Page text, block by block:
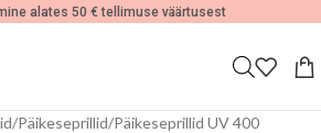
alates 50 € tellimuse väärtusest
/Päikeseprillid/Päikeseprillid UV 400